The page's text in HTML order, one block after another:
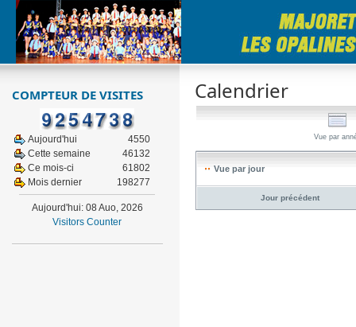
Calendrier
Vue par
Vue par jour
Jour précédent
COMPTEUR DE VISITES
Aujourd'hui
4550
Cette semaine
46132
Ce mois-ci
61802
Mois dernier
198277
Aujourd'hui: 08 Auo, 2026
Visitors Counter